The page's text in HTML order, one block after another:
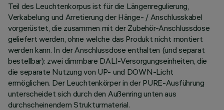
Teil des Leuchtenkorpus ist für die Längenregulierung,
Verkabelung und Arretierung der Hänge- / Anschlusskabel
vorgerüstet, die zusammen mit der Zubehör-Anschlussdose
geliefert werden, ohne welche das Produkt nicht montiert
werden kann. In der Anschlussdose enthalten (und separat
bestellbar): zwei dimmbare DALI-Versorgungseinheiten, die
die separate Nutzung von UP- und DOWN-Licht
ermöglichen. Der Leuchtenkörper in der PURE-Ausführung
unterscheidet sich durch den Außenring unten aus
durchscheinendem Strukturmaterial.